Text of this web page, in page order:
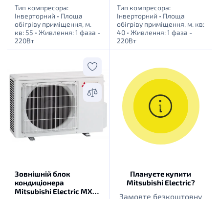
Тип компресора:
Інверторний • Площа
обігріву приміщення, м.
кв: 55 • Живлення: 1 фаза -
220Вт
Тип компресора:
Інверторний • Площа
обігріву приміщення, м. кв:
40 • Живлення: 1 фаза -
220Вт
Зовнішній блок
кондиціонера
Mitsubishi Electric MXZ-
Плануєте купити
Mitsubishi Electric?
Замовте безкоштовну